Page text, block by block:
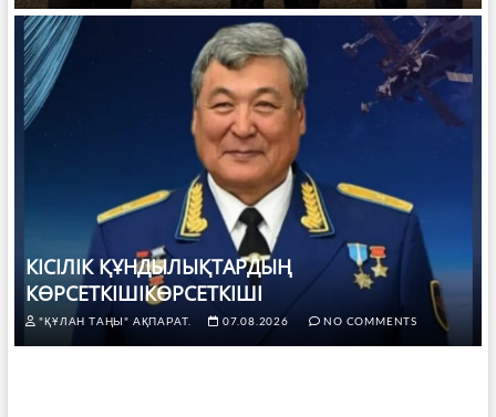
КІСІЛІК ҚҰНДЫЛЫҚТАРДЫҢ
КӨРСЕТКІШІКӨРСЕТКІШІ
"ҚҰЛАН ТАҢЫ" АҚПАРАТ. 07.08.2026 NO COMMENTS